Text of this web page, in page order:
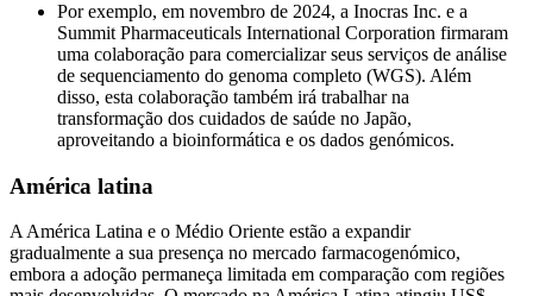
Por exemplo, em novembro de 2024, a Inocras Inc. e a
Summit Pharmaceuticals International Corporation firmaram
uma colaboração para comercializar seus serviços de análise
de sequenciamento do genoma completo (WGS). Além
disso, esta colaboração também irá trabalhar na
transformação dos cuidados de saúde no Japão,
aproveitando a bioinformática e os dados genómicos.
América latina
A América Latina e o Médio Oriente estão a expandir
gradualmente a sua presença no mercado farmacogenómico,
embora a adoção permaneça limitada em comparação com regiões